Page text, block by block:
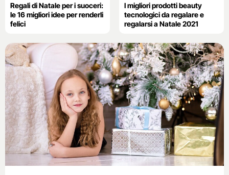
Regali di Natale per i suoceri:
le 16 migliori idee per renderli
felici
I migliori prodotti beauty
tecnologici da regalare e
regalarsi a Natale 2021